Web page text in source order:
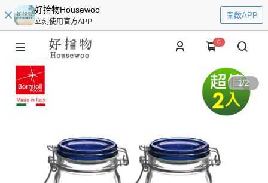
好拾物Housewoo
立刻使用官方APP
開啟APP
0
1/2